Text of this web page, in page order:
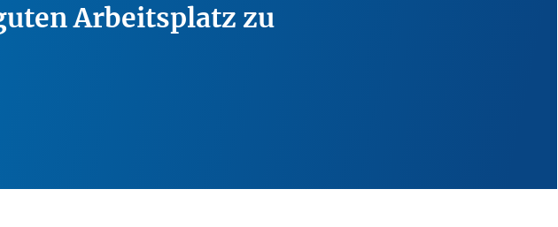
Arbeitsplatz zu